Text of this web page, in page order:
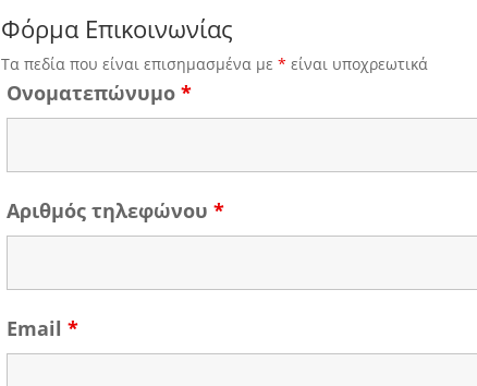
Φόρμα Επικοινωνίας
Τα πεδία που είναι επισημασμένα με* είναι υποχρεωτικά
Ονοματεπώνυμο*
Αριθμός τηλεφώνου*
Email*